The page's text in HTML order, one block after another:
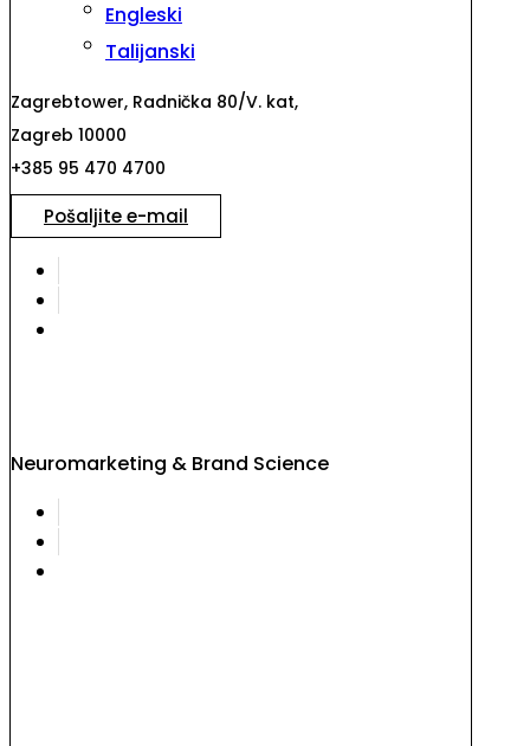
Engleski
Talijanski
Zagrebtower, Radnička 80/V. kat,
Zagreb 10000
+385 95 470 4700
Pošaljite e-mail
Neuromarketing & Brand Science